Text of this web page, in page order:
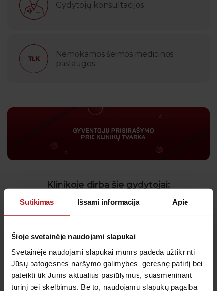
Sutikimas Išsami informacija Apie
Šioje svetainėje naudojami slapukai
Svetainėje naudojami slapukai mums padeda užtikrinti
Jūsų patogesnes naršymo galimybes, geresnę patirtį bei
pateikti tik Jums aktualius pasiūlymus, suasmeninant
turinį bei skelbimus. Be to, naudojamų slapukų pagalba
Gydytojų konsultacijos
Nemokamos šeimos medicinos
paslaugos
Klinikoje dirba šie gydytojai: